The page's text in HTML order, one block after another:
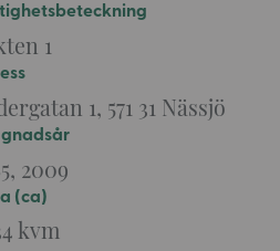
1
1, 571 31 Nässjö
2009
(ca)
kvm